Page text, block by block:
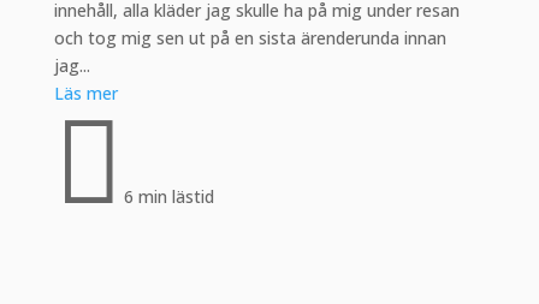
innehåll, alla kläder jag skulle ha på mig under resan
och tog mig sen ut på en sista ärenderunda innan
jag...
Läs mer
 6 min lästid